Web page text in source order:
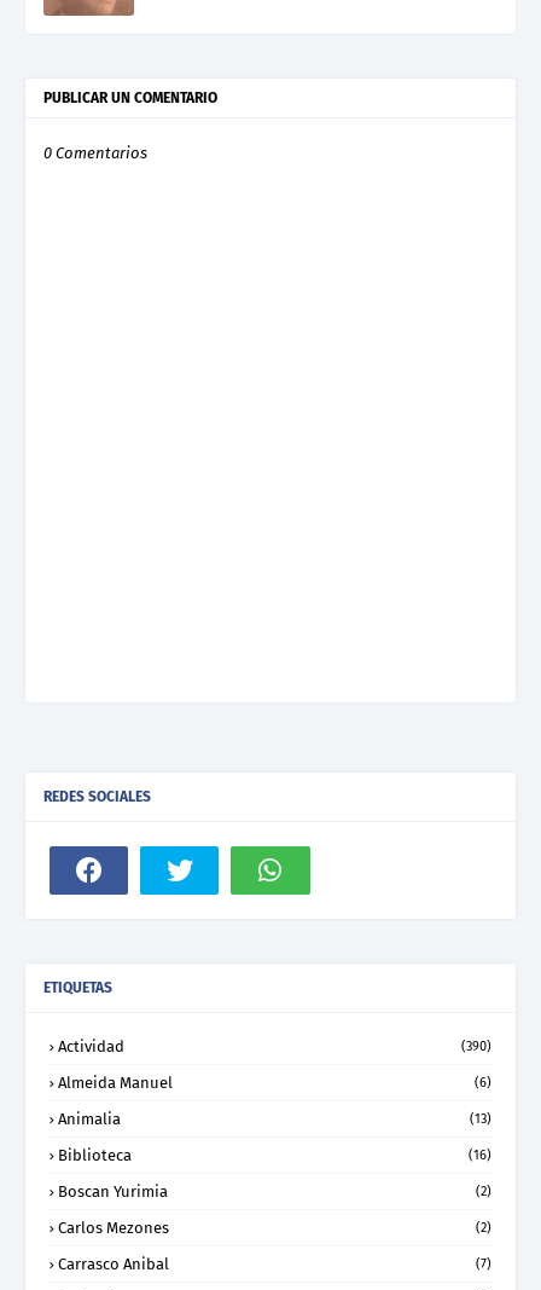
PUBLICAR UN COMENTARIO
0 Comentarios
REDES SOCIALES
ETIQUETAS
Actividad (390)
Almeida Manuel (6)
Animalia (13)
Biblioteca (16)
Boscan Yurimia (2)
Carlos Mezones (2)
Carrasco Anibal (7)